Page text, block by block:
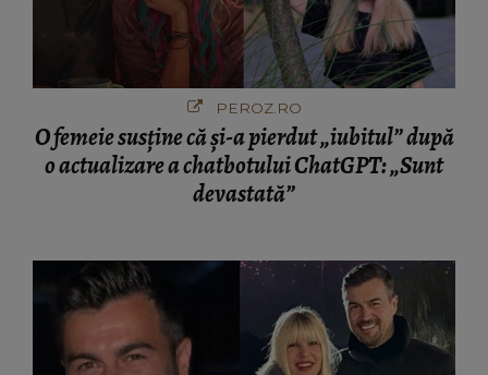
PEROZ.RO
O femeie susține că și-a pierdut „iubitul” după
o actualizare a chatbotului ChatGPT: „Sunt
devastată”